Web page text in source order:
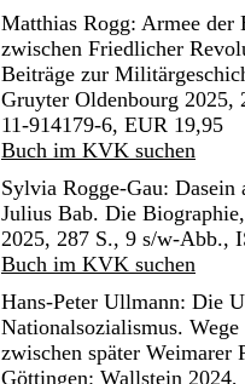
Matthias Rogg: Armee der
zwischen Friedlicher
Beiträge zur
Gruyter Oldenbourg
11-914179-6, EUR 19,95
Buch im KVK suchen
Sylvia Rogge-Gau:
Julius Bab. Die
2025, 287 S., 9 s/w-Abb.,
Buch im KVK suchen
Hans-Peter Ullmann: Die
Nationalsozialismus.
zwischen später
Göttingen: Wallstein